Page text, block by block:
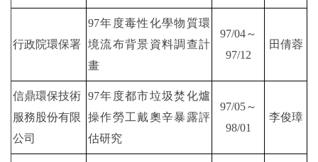
行政院環保署
97年度毒性化學物質環
境流布背景資料調查計
畫
97/04～
97/12
田倩蓉
信鼎環保技術
服務股份有限
公司
97年度都市垃圾焚化爐
操作勞工戴奧辛暴露評
估研究
97/05～
98/01
李俊璋